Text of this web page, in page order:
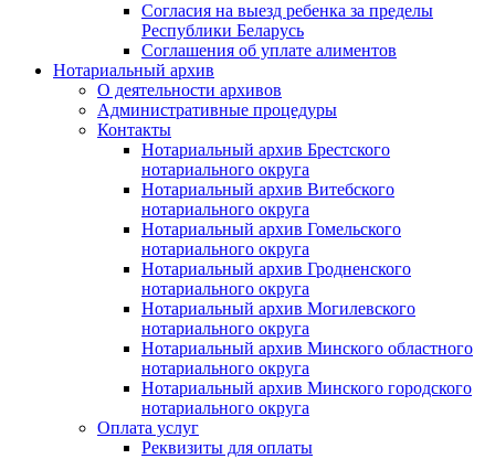
Согласия на выезд ребенка за пределы
Республики Беларусь
Соглашения об уплате алиментов
Нотариальный архив
О деятельности архивов
Административные процедуры
Контакты
Нотариальный архив Брестского
нотариального округа
Нотариальный архив Витебского
нотариального округа
Нотариальный архив Гомельского
нотариального округа
Нотариальный архив Гродненского
нотариального округа
Нотариальный архив Могилевского
нотариального округа
Нотариальный архив Минского областного
нотариального округа
Нотариальный архив Минского городского
нотариального округа
Оплата услуг
Реквизиты для оплаты